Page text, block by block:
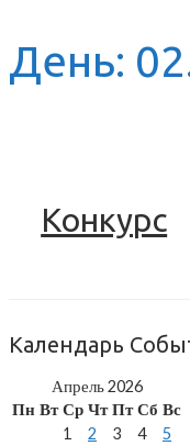
День:
Конкурс
Календарь
Апрель 2026
Пн Вт Ср Чт Пт Сб Вс
1
2 3 4
5